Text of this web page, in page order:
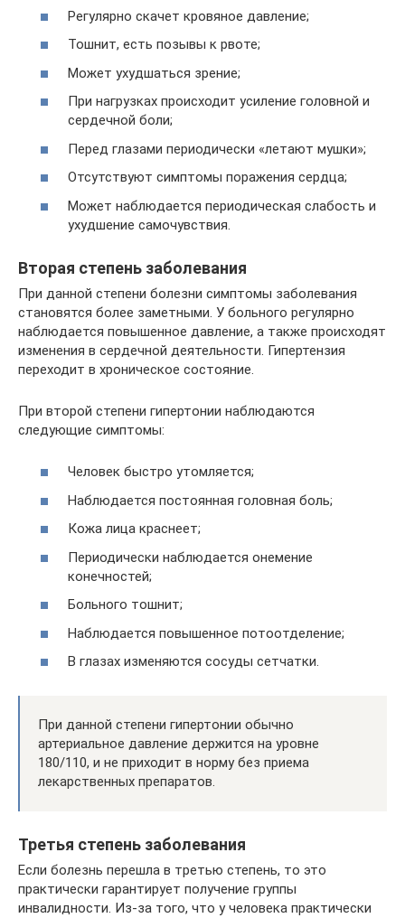
Регулярно скачет кровяное давление;
Тошнит, есть позывы к рвоте;
Может ухудшаться зрение;
При нагрузках происходит усиление головной и
сердечной боли;
Перед глазами периодически «летают мушки»;
Отсутствуют симптомы поражения сердца;
Может наблюдается периодическая слабость и
ухудшение самочувствия.
Вторая степень заболевания
При данной степени болезни симптомы заболевания
становятся более заметными. У больного регулярно
наблюдается повышенное давление, а также происходят
изменения в сердечной деятельности. Гипертензия
переходит в хроническое состояние.
При второй степени гипертонии наблюдаются
следующие симптомы:
Человек быстро утомляется;
Наблюдается постоянная головная боль;
Кожа лица краснеет;
Периодически наблюдается онемение
конечностей;
Больного тошнит;
Наблюдается повышенное потоотделение;
В глазах изменяются сосуды сетчатки.
При данной степени гипертонии обычно
артериальное давление держится на уровне
180/110, и не приходит в норму без приема
лекарственных препаратов.
Третья степень заболевания
Если болезнь перешла в третью степень, то это
практически гарантирует получение группы
инвалидности. Из-за того, что у человека практически